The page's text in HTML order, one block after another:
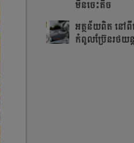
មិនចេះតិច
អត្ថន័យពិត នៅ
កំពូលប្រ៊ែនរថយន្